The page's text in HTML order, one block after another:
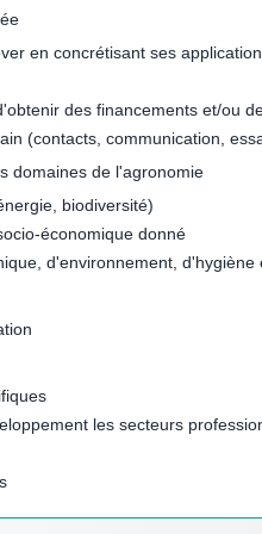
en concrétisant ses
des financements et/ou
(contacts, communication,
domaines de l'agronomie
biodiversité)
économique donné
d'environnement, d'hygiène
les secteurs